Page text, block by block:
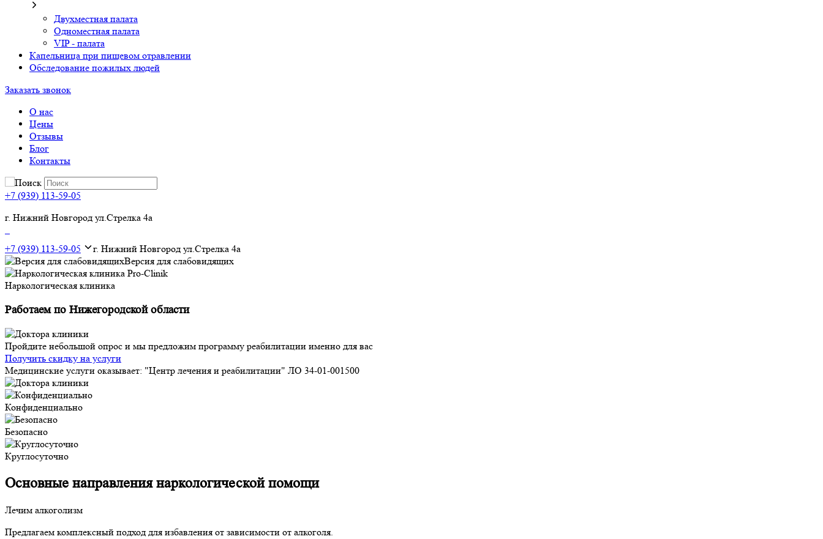
Двухместная палата
Одноместная палата
VIP - палата
Капельница при пищевом отравлении
Обследование пожилых людей
Заказать звонок
О нас
Цены
Отзывы
Блог
Контакты
+7 (939) 113-59-05
г. Нижний Новгород ул.Стрелка 4а
+7 (939) 113-59-05
г. Нижний Новгород ул.Стрелка 4а
Версия для слабовидящих
Наркологическая клиника
Работаем по Нижегородской области
Пройдите небольшой опрос и мы предложим программу реабилитации именно для вас
Получить скидку на услуги
Медицинские услуги оказывает: "Центр лечения и реабилитации" ЛО 34-01-001500
Конфиденциально
Безопасно
Круглосуточно
Основные направления наркологической помощи
Лечим алкоголизм
Предлагаем комплексный подход для избавления от зависимости от алкоголя.